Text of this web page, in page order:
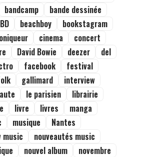
bandcamp
bande dessinée
BD beachboy
bookstagram
cinema
concert
David Bowie deezer
del
facebook
festival
gallimard
interview
le parisien
librairie
livre livres
manga
musique
Nantes
music
nouveautés music
nouvel album
novembre